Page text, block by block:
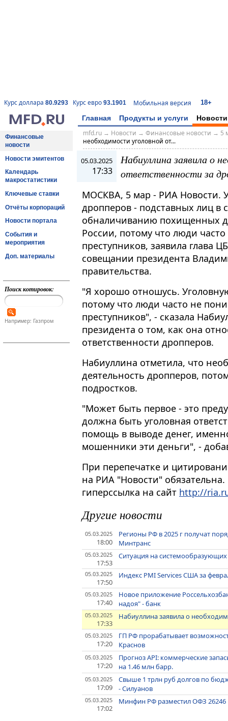
Курс доллара 80.9293 Курс евро 93.1901 Мобильная версия 18+
Главная Продукты и услуги Новости
Финансовые
новости
Новости эмитентов
Календарь
макростатистики
Ключевые ставки
Отчёты корпораций
Новости портала
События и
мероприятия
Доп. материалы
Поиск котировок:
Например: Газпром
mfd.ru→ Новости → Финансовые новости → 5
необходимости уголовной от...
05.03.2025
17:33
Набиуллина заявила о
ответственности за
МОСКВА, 5 мар - РИА Новости.
дропперов - подставных лиц в
обналичиванию похищенных
России, потому что люди
преступников, заявила глава
совещании президента
правительства.
"Я хорошо отношусь​​​.
потому что люди часто не
преступников", - сказала
президента о том, как она
ответственности дропперов.
Набиуллина отметила, что
деятельность дропперов,
подростков.
"Может быть первое - это
должна быть уголовная
помощь в выводе денег,
мошенники эти деньги", -
При перепечатке и
на РИА "Новости"
гиперссылка на сайт http://
Другие новости
05.03.2025
18:00
Регионы РФ в 2025 г получат
Минтранс
05.03.2025
17:53
Ситуация на
05.03.2025
17:50
Индекс PMI Services США за
05.03.2025
17:40
Новое приложение
надоя" - банк
05.03.2025
17:33
Набиуллина заявила о
05.03.2025
17:20
ГП РФ прорабатывает
Краснов
05.03.2025
17:20
Прогноз API: коммерческие
на 1.46 млн барр.
05.03.2025
17:09
Свыше 1 трлн руб долгов по
- Силуанов
05.03.2025
17:02
Минфин РФ разместил ОФЗ 26246